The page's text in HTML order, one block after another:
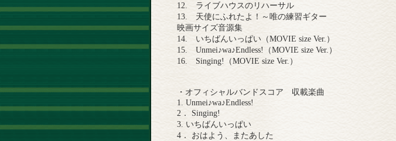
12. ライブハウスのリハーサル
13. 天使にふれたよ！～唯の練習ギター
映画サイズ音源集
14. いちばんいっぱい（MOVIE size Ver.）
15. Unmei♪wa♪Endless!（MOVIE size Ver.）
16. Singing!（MOVIE size Ver.）
・オフィシャルバンドスコア 収載楽曲
1. Unmei♪wa♪Endless!
2． Singing!
3. いちばんいっぱい
4． おはよう、またあした